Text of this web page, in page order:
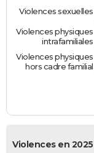
Violences sexuelles
Violences physiques
intrafamiliales
Violences physiques
hors cadre familial
Violences en 2025